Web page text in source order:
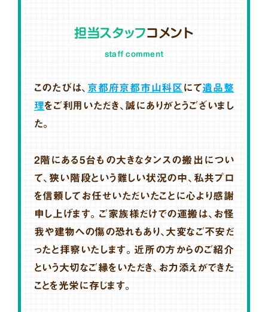
担当スタッフコメント
staff comment
このたびは、 京都府京都市山科区 にて遺品整
理をご利用いただき、誠にありがとうございまし
た。
2階にある5台もの大きなタンスの搬出につい
て、狭い階段という難しい状況の中、私共プロ
を信頼してお任せいただいたことに心より感謝
申し上げます。ご家族様だけでの運搬は、お怪
我や建物への傷の恐れもあり、大変なご不安だ
ったと拝察いたします。近所の方からのご紹介
という大切なご縁をいただき、お力添えができた
ことを光栄に存じます。